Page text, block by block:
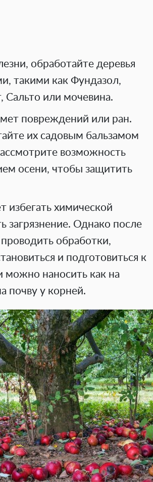
обработайте деревья
такими как Фундазол,
Сальто или мочевина.
повреждений или ран.
их садовым бальзамом
возможность
осени, чтобы защитить
избегать химической
загрязнение. Однако после
обработки,
и подготовиться к
наносить как на
почву у корней.